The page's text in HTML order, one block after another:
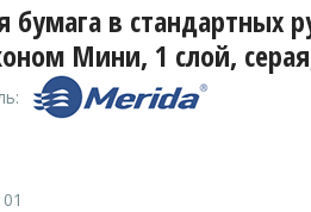
бумага в стандартных
Мини, 1 слой,